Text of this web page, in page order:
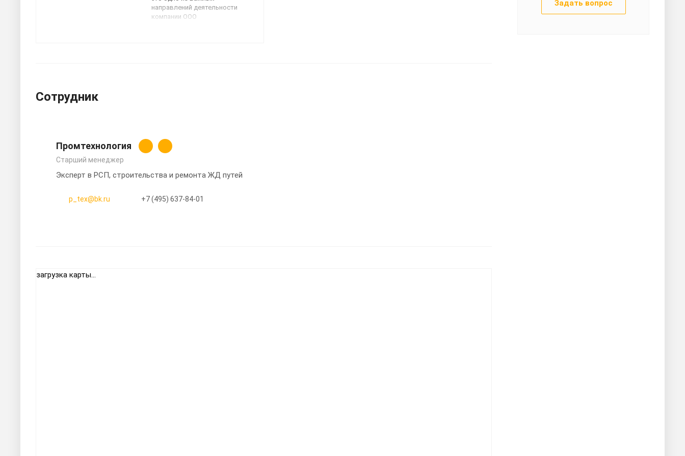
направлений деятельности
компании ООО
Сотрудник
Промтехнология
Старший менеджер
Эксперт в РСП, строительства и ремонта ЖД путей
p_tex@bk.ru +7 (495) 637-84-01
загрузка карты...
Задать вопрос